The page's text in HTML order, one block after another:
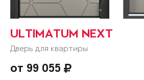
ULTIMATUM NEXT
Дверь для квартиры
от 99 055